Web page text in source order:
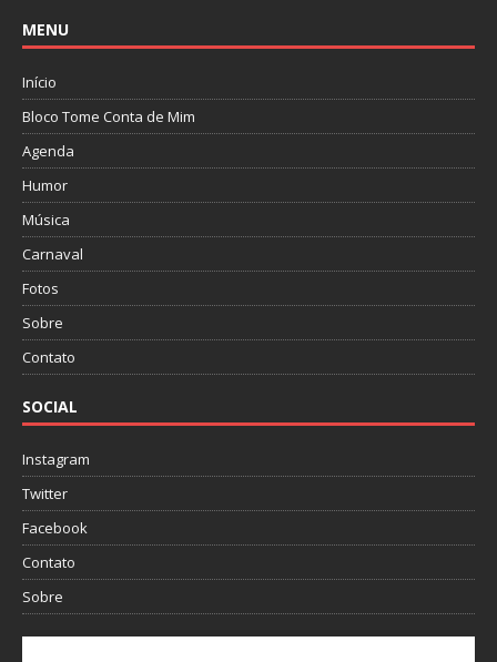
MENU
Início
Bloco Tome Conta de Mim
Agenda
Humor
Música
Carnaval
Fotos
Sobre
Contato
SOCIAL
Instagram
Twitter
Facebook
Contato
Sobre